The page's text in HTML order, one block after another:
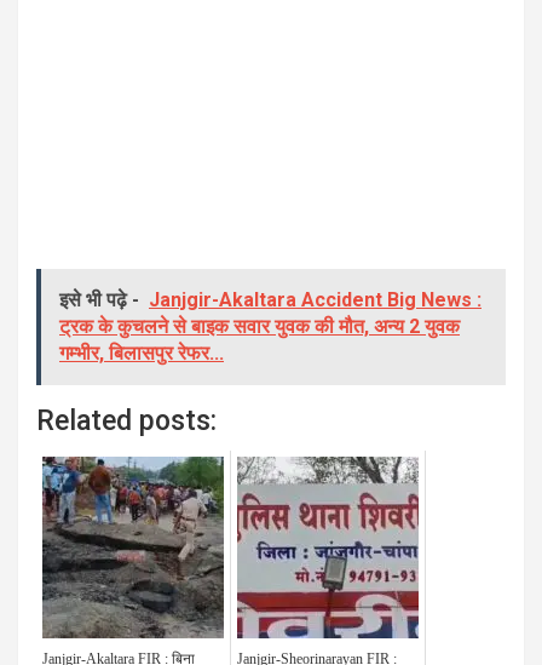
इसे भी पढ़े - Janjgir-Akaltara Accident Big News :
ट्रक के कुचलने से बाइक सवार युवक की मौत, अन्य 2 युवक
गम्भीर, बिलासपुर रेफर...
Related posts:
Janjgir-Akaltara FIR : बिना Janjgir-Sheorinarayan FIR :